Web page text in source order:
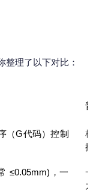
整理了以下对比：
（G代码）控制
机
控
≤0.05mm) ，一
一
大